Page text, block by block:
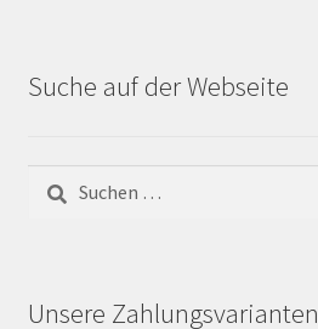
Suche auf der Webseite
nach:
Unsere Zahlungsvarianten